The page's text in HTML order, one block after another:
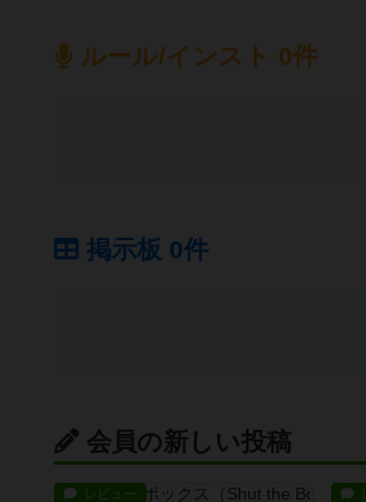
ルール/インスト 0件
掲示板 0件
会員の新しい投稿
レビュー